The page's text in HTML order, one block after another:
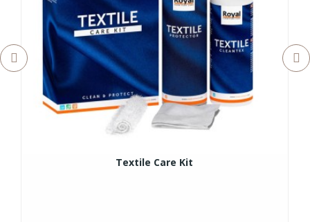
Textile Care Kit